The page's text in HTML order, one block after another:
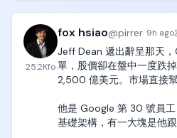
25.2Kfo
fox hsiao@pirrer· 9h ago
Jeff Dean 遞出辭呈那天
單，股價卻在盤中一度跌
2,500 億美元。市場直接
他是 Google 第 30 號員
基礎架構，有一大塊是他